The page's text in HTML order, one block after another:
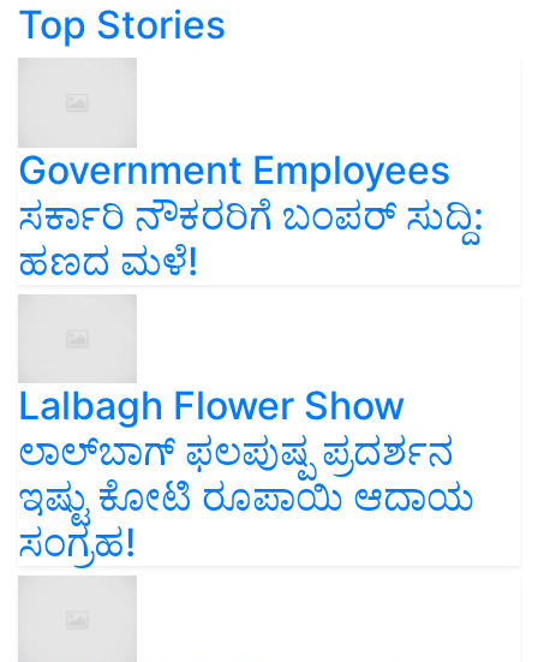
Top Stories
Government Employees
ಸರ್ಕಾರಿ ನೌಕರರಿಗೆ ಬಂಪರ್‌ ಸುದ್ದಿ:
ಹಣದ ಮಳೆ!
Lalbagh Flower Show
ಲಾಲ್‌ಬಾಗ್ ಫಲಪುಷ್ಪ ಪ್ರದರ್ಶನ
ಇಷ್ಟು ಕೋಟಿ ರೂಪಾಯಿ ಆದಾಯ
ಸಂಗ್ರಹ!